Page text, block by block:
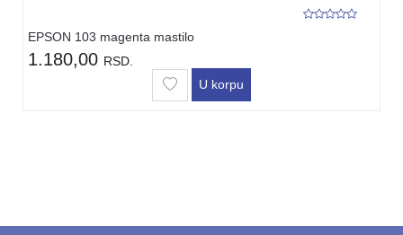
EPSON 103 magenta mastilo
1.180,00 RSD.
U korpu